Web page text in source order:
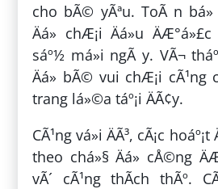
cho bÃ© yÃªu. ToÃ n
Äá» chÆ¡i Äá»u
sáº½ má»i ngÃ y. VÃ¬
Äá» bÃ© vui chÆ¡i cÃ¹ng
trang lá»©a táº¡i ÄÃ¢y.
CÃ¹ng vá»i ÄÃ³, cÃ¡c
theo chá»§ Äá» cÅ©ng
vÃ´ cÃ¹ng thÃ­ch thÃº.